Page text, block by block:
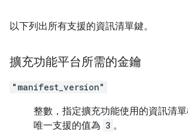
以下列出所有支援的資訊清單鍵。
擴充功能平台所需的金鑰
"manifest_version"
整數，指定擴充功能使用的資訊清單
唯一支援的值為 3 。